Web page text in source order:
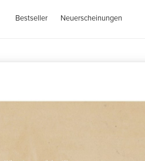
Bestseller Neuerscheinungen